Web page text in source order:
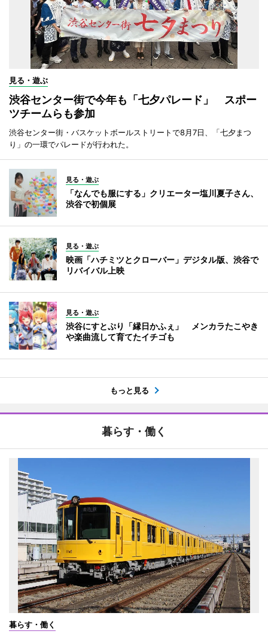
見る・遊ぶ
渋谷センター街で今年も「七夕パレード」 スポー
ツチームらも参加
渋谷センター街・バスケットボールストリートで8月7日、「七夕まつ
り」の一環でパレードが行われた。
見る・遊ぶ
「なんでも服にする」クリエーター塩川夏子さん、
渋谷で初個展
見る・遊ぶ
映画「ハチミツとクローバー」デジタル版、渋谷で
リバイバル上映
見る・遊ぶ
渋谷にすとぷり「縁日かふぇ」 メンカラたこやき
や楽曲流して育てたイチゴも
もっと見る
暮らす・働く
暮らす・働く